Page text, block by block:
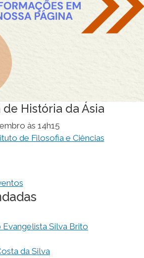
de História da Ásia
às 14h15
de Filosofia e Ciências
Evangelista Silva Brito
da Silva